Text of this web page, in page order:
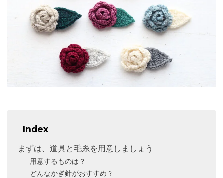
Index
まずは、道具と毛糸を用意しましょう
用意するものは？
どんなかぎ針がおすすめ？